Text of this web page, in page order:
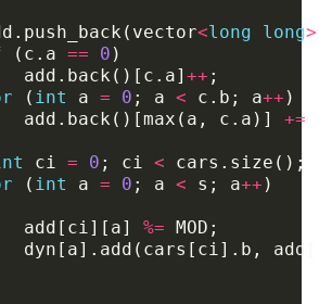
. push_back ( vector<long long>
( c . a == 0 )
add . back ()[ c . a] ++ ;
( int a = 0 ; a < c . b ; a++ )
add . back ()[max ( a , c . a )] +=
ci = 0 ; ci < cars . size ();
( int a = 0 ; a < s ; a++ )
add [ ci][ a] %= MOD ;
dyn [ a]. add ( cars [ ci]. b , add